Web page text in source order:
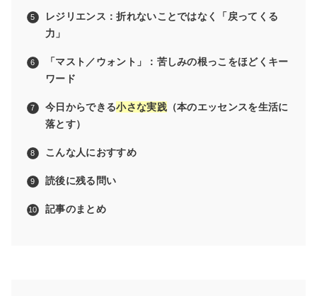
レジリエンス：折れないことではなく「戻ってくる
力」
「マスト／ウォント」：苦しみの根っこをほどくキー
ワード
今日からできる小さな実践（本のエッセンスを生活に
落とす）
こんな人におすすめ
読後に残る問い
記事のまとめ